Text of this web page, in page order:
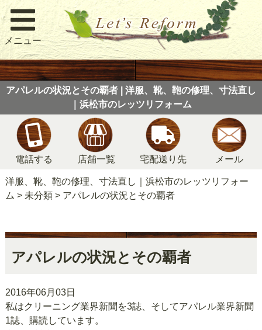
メニュー
アパレルの状況とその覇者 | 洋服、靴、鞄の修理、寸法直し
｜浜松市のレッツリフォーム
電話する 店舗一覧 宅配送り先 メール
洋服、靴、鞄の修理、寸法直し｜浜松市のレッツリフォー
ム > 未分類> アパレルの状況とその覇者
アパレルの状況とその覇者
2016年06月03日
私はクリーニング業界新聞を3誌、そしてアパレル業界新聞
1誌、購読しています。